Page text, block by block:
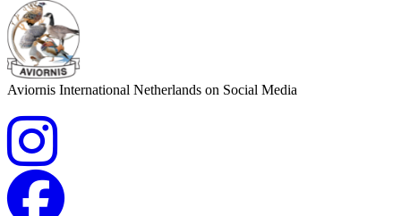
Aviornis International Netherlands on Social Media